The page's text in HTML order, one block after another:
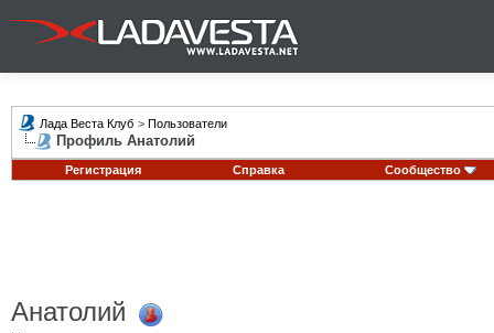
Лада Веста Клуб > Пользователи
Профиль Анатолий
Регистрация Справка Сообщество
Анатолий